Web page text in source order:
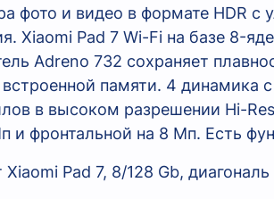
фото и видео в формате HDR
Xiaomi Pad 7 Wi-Fi на базе 8-
Adreno 732 сохраняет
памяти. 4 динамика
в высоком разрешении Hi-
и фронтальной на 8 Мп. Есть